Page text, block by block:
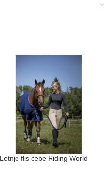
Letnje flis ćebe Riding World